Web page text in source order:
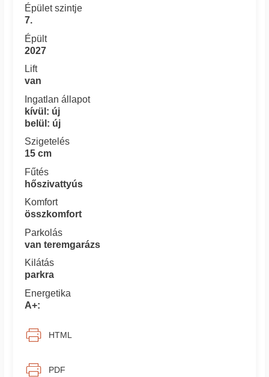
Épület szintje
7.
Épült
2027
Lift
van
Ingatlan állapot
kívül: új
belül: új
Szigetelés
15 cm
Fűtés
hőszivattyús
Komfort
összkomfort
Parkolás
van teremgarázs
Kilátás
parkra
Energetika
A+:
HTML
PDF